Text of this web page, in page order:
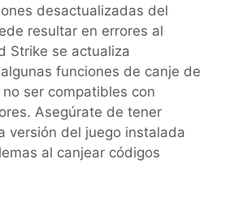
desactualizadas del
resultar en errores al
Strike se actualiza
funciones de canje de
ser compatibles con
Asegúrate de tener
versión del juego instalada
al canjear códigos